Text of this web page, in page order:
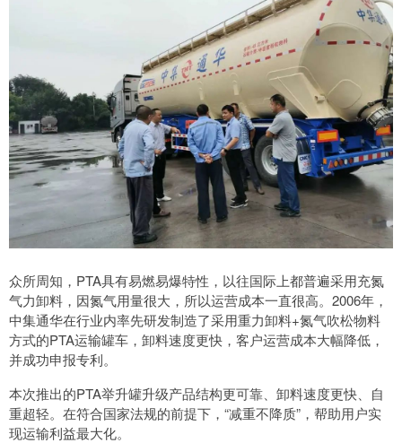
众所周知，PTA具有易燃易爆特性，以往国际上都普遍采用充氮
气力卸料，因氮气用量很大，所以运营成本一直很高。2006年，
中集通华在行业内率先研发制造了采用重力卸料+氮气吹松物料
方式的PTA运输罐车，卸料速度更快，客户运营成本大幅降低，
并成功申报专利。
本次推出的PTA举升罐升级产品结构更可靠、卸料速度更快、自
重超轻。在符合国家法规的前提下，“减重不降质”，帮助用户实
现运输利益最大化。